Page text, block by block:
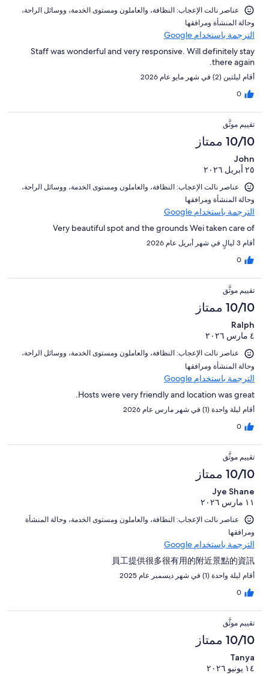
النزلاء
عناصر نالت الإعجاب: ⁦النظافة⁩، و⁦العاملون ومستوى الخدمة⁩، و⁦وسائل الراحة⁩،
و⁦حالة المنشأة ومرافقها⁩
الترجمة باستخدام Google
Staff was wonderful and very responsive. Will definitely stay
there again.
أقام ليلتين (2) في شهر مايو عام 2026
0
تقييم موثَّق
10/10 ممتاز
John
٢٥ أبريل ٢٠٢٦
عناصر نالت الإعجاب: ⁦النظافة⁩، و⁦العاملون ومستوى الخدمة⁩، و⁦وسائل الراحة⁩،
و⁦حالة المنشأة ومرافقها⁩
الترجمة باستخدام Google
Very beautiful spot and the grounds Wei taken care of
أقام 3 ليالٍ في شهر أبريل عام 2026
0
تقييم موثَّق
10/10 ممتاز
Ralph
٤ مارس ٢٠٢٦
عناصر نالت الإعجاب: ⁦النظافة⁩، و⁦العاملون ومستوى الخدمة⁩، و⁦وسائل الراحة⁩،
و⁦حالة المنشأة ومرافقها⁩
الترجمة باستخدام Google
Hosts were very friendly and location was great.
أقام ليلة واحدة (1) في شهر مارس عام 2026
0
تقييم موثَّق
10/10 ممتاز
Jye Shane
١١ مارس ٢٠٢٦
عناصر نالت الإعجاب: ⁦النظافة⁩، و⁦العاملون ومستوى الخدمة⁩، و⁦حالة المنشأة
ومرافقها⁩
الترجمة باستخدام Google
員工提供很多很有用的附近景點的資訊
أقام ليلة واحدة (1) في شهر ديسمبر عام 2025
0
تقييم موثَّق
10/10 ممتاز
Tanya
١٤ يونيو ٢٠٢٦